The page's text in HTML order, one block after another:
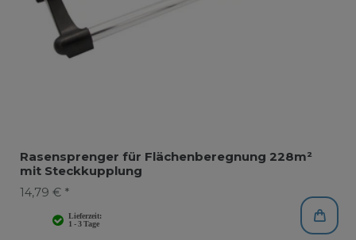
Rasensprenger für Flächenberegnung 228m²
mit Steckkupplung
14,79 € *